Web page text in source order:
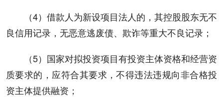
（4）借款人为新设项目法人的，其控股股东无不
良信用记录，无恶意逃废债、欺诈等重大不良记录；
（5）国家对拟投资项目有投资主体资格和经营资
质要求的，应符合其要求，不得违法违规向非合格投
资主体提供融资；